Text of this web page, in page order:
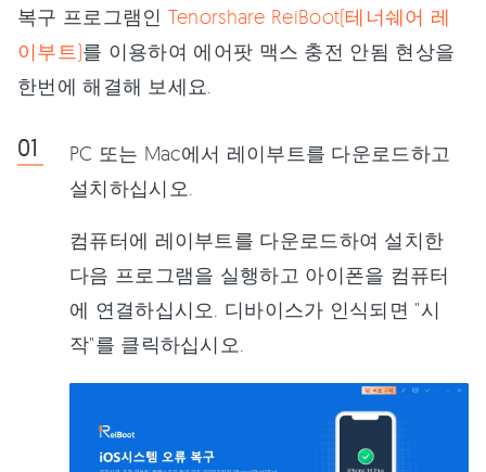
복구 프로그램인 Tenorshare ReiBoot(테너쉐어 레
이부트)를 이용하여 에어팟 맥스 충전 안됨 현상을
한번에 해결해 보세요.
PC 또는 Mac에서 레이부트를 다운로드하고
설치하십시오.
컴퓨터에 레이부트를 다운로드하여 설치한
다음 프로그램을 실행하고 아이폰을 컴퓨터
에 연결하십시오. 디바이스가 인식되면 "시
작"를 클릭하십시오.